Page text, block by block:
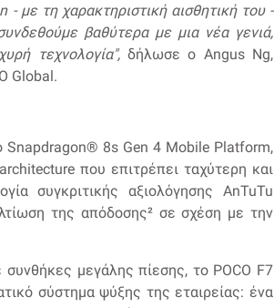
με τη χαρακτηριστική αισθητική του -
βαθύτερα με μια νέα γενιά,
τεχνολογία",δήλωσε ο Angus Ng,
Global.
Snapdragon®️ 8s Gen 4 Mobile Platform,
που επιτρέπει ταχύτερη και
συγκριτικής αξιολόγησης AnTuTu
της απόδοσης² σε σχέση με την
συνθήκες μεγάλης πίεσης, το POCO F7
σύστημα ψύξης της εταιρείας: ένα